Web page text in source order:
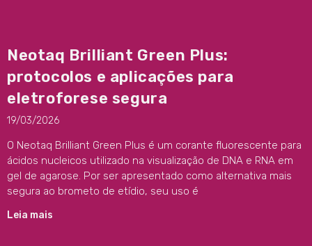
Neotaq Brilliant Green Plus:
protocolos e aplicações para
eletroforese segura
19/03/2026
O Neotaq Brilliant Green Plus é um corante fluorescente para
ácidos nucleicos utilizado na visualização de DNA e RNA em
gel de agarose. Por ser apresentado como alternativa mais
segura ao brometo de etídio, seu uso é
Leia mais